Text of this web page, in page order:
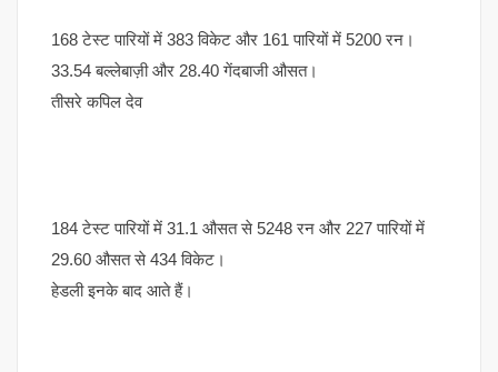
168 टेस्ट पारियों में 383 विकेट और 161 पारियों में 5200 रन।
33.54 बल्लेबाज़ी और 28.40 गेंदबाजी औसत।
तीसरे कपिल देव
184 टेस्ट पारियों में 31.1 औसत से 5248 रन और 227 पारियों में
29.60 औसत से 434 विकेट।
हेडली इनके बाद आते हैं।